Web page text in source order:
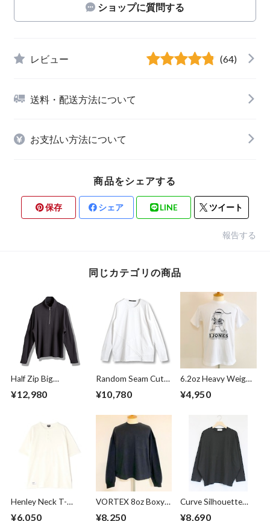
ショップに質問する
レビュー (64)
送料・配送方法について
お支払い方法について
商品をシェアする
保存 シェア LINE ツイート
報告する
同じカテゴリの商品
Half Zip Big
¥12,980
Random Seam Cut
T-shirts White
¥10,780
6.2oz Heavy Weight
¥4,950
Henley Neck T-
¥6,050
VORTEX 8oz Boxy
¥8,250
Curve Silhouette
¥8,690